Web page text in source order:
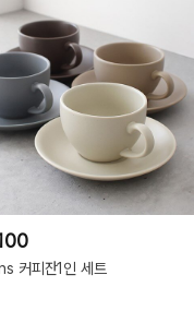
커피잔1인 세트